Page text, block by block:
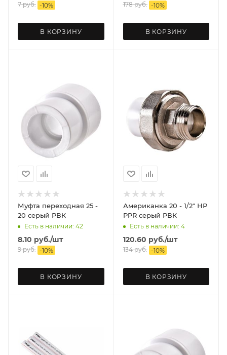
7руб. -10%
В КОРЗИНУ
178руб. -10%
В КОРЗИНУ
Муфта переходная 25 -
20 серый РВК
Есть в наличии: 42
8.10 руб./шт
9руб. -10%
В КОРЗИНУ
Американка 20 - 1/2" НР
PPR серый РВК
Есть в наличии: 4
120.60 руб./шт
134руб. -10%
В КОРЗИНУ